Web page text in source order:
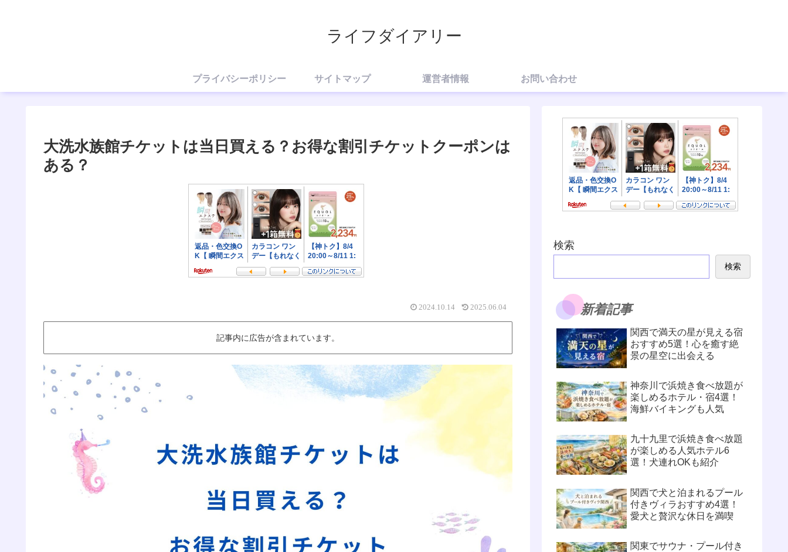
ライフダイアリー
プライバシーポリシー サイトマップ 運営者情報 お問い合わせ
大洗水族館チケットは当日買える？お得な割引チケットクーポンは
ある？
2024.10.14 2025.06.04
記事内に広告が含まれています。
検索
検索
新着記事
関西で満天の星が見える宿
おすすめ5選！心を癒す絶
景の星空に出会える
神奈川で浜焼き食べ放題が
楽しめるホテル・宿4選！
海鮮バイキングも人気
九十九里で浜焼き食べ放題
が楽しめる人気ホテル6
選！犬連れOKも紹介
関西で犬と泊まれるプール
付きヴィラおすすめ4選！
愛犬と贅沢な休日を満喫
関東でサウナ・プール付き